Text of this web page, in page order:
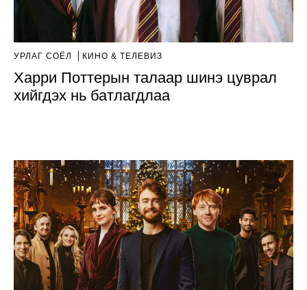
УРЛАГ СОЁЛ КИНО & ТЕЛЕВИЗ
Харри Поттерын талаар шинэ цуврал
хийгдэх нь батлагдлаа